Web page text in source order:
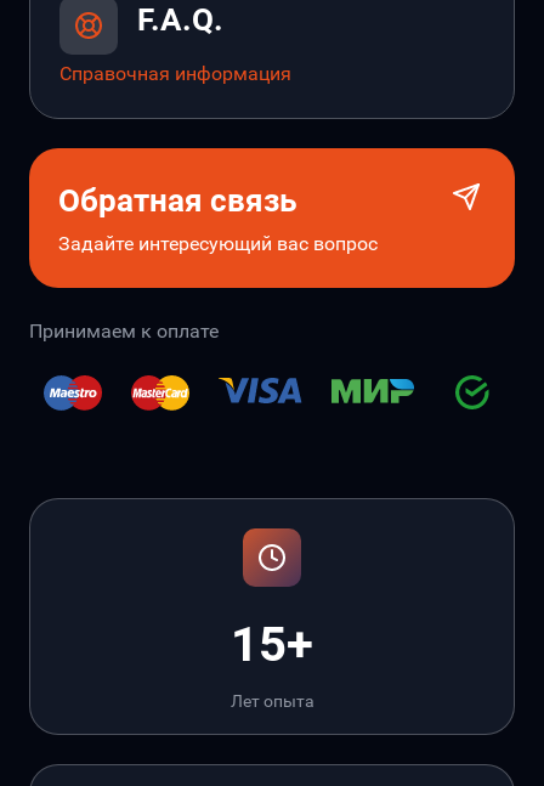
F.A.Q.
Справочная информация
Обратная связь
Задайте интересующий вас вопрос
Принимаем к оплате
15+
Лет опыта